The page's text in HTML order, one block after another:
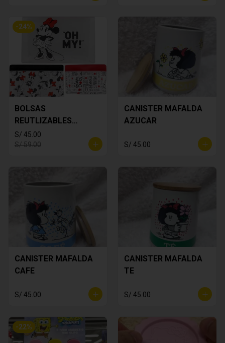
-24%
BOLSAS
REUTLIZABLES
MINNIE MOUSE
S/ 45.00
S/ 59.00
CANISTER MAFALDA
AZUCAR
S/ 45.00
CANISTER MAFALDA
CAFE
S/ 45.00
CANISTER MAFALDA
TE
S/ 45.00
-22%